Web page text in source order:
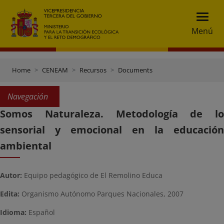
Menú
Home CENEAM Recursos Documents
Navegación
Somos Naturaleza. Metodología de lo
sensorial y emocional en la educación
ambiental
Autor: Equipo pedagógico de El Remolino Educa
Edita: Organismo Autónomo Parques Nacionales, 2007
Idioma: Español